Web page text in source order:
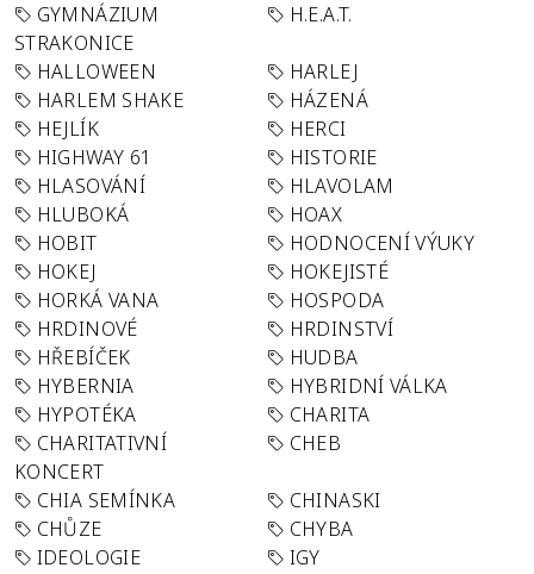
GYMNÁZIUM
STRAKONICE
H.E.A.T.
HALLOWEEN
HARLEJ
HARLEM SHAKE
HÁZENÁ
HEJLÍK
HERCI
HIGHWAY 61
HISTORIE
HLASOVÁNÍ
HLAVOLAM
HLUBOKÁ
HOAX
HOBIT
HODNOCENÍ VÝUKY
HOKEJ
HOKEJISTÉ
HORKÁ VANA
HOSPODA
HRDINOVÉ
HRDINSTVÍ
HŘEBÍČEK
HUDBA
HYBERNIA
HYBRIDNÍ VÁLKA
HYPOTÉKA
CHARITA
CHARITATIVNÍ
KONCERT
CHEB
CHIA SEMÍNKA
CHINASKI
CHŮZE
CHYBA
IDEOLOGIE
IGY